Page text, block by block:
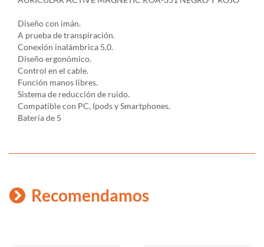
Diseño con imán.
A prueba de transpiración.
Conexión inalámbrica 5.0.
Diseño ergonómico.
Control en el cable.
Función manos libres.
Sistema de reducción de ruido.
Compatible con PC, Ipods y Smartphones.
Batería de 5
Recomendamos